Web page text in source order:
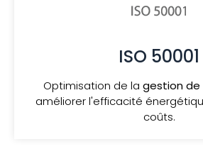
ISO 50001
Optimisation de la gestion de
améliorer l'efficacité
coûts.